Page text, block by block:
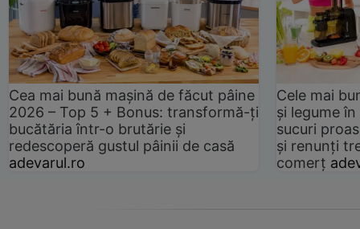
Cea mai bună mașină de făcut pâine
2026 – Top 5 + Bonus: transformă-ți
bucătăria într-o brutărie și
redescoperă gustul pâinii de casă
adevarul.ro
Cele mai
și legume
sucuri
și renunți
comerț